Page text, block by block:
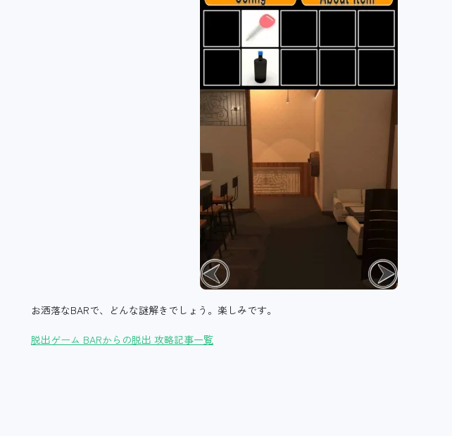
お洒落なBARで、どんな謎解きでしょう。楽しみです。
脱出ゲーム BARからの脱出 攻略記事一覧